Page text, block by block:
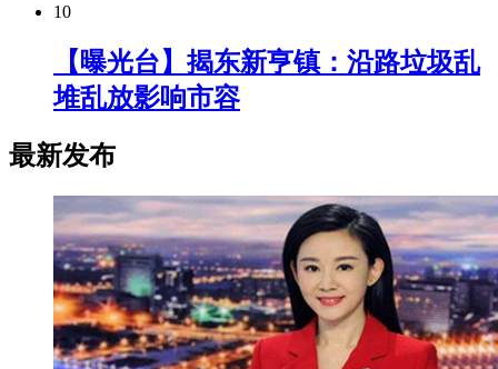
10
【曝光台】揭东新亨镇：沿路垃圾乱
堆乱放影响市容
最新发布